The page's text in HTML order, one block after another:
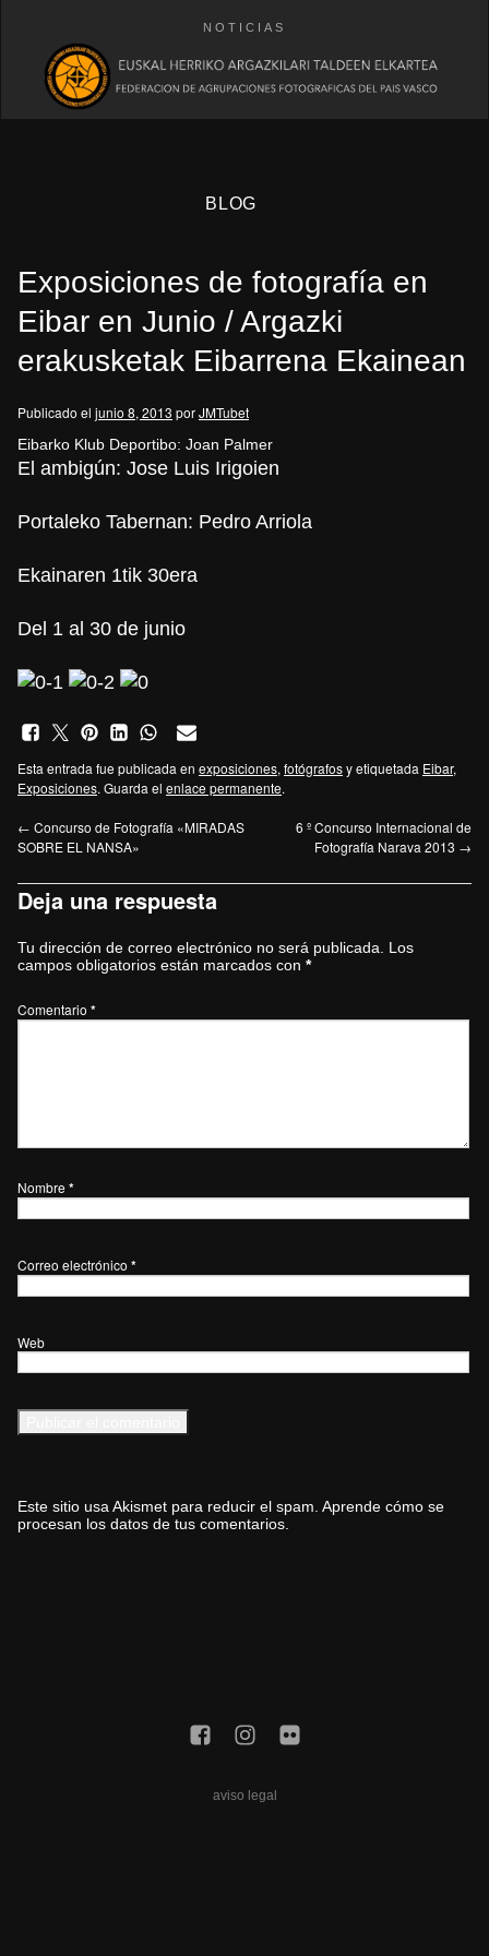
NOTICIAS
BLOG
Exposiciones de fotografía en
Eibar en Junio / Argazki
erakusketak Eibarrena Ekainean
Publicado el junio 8, 2013 porJMTubet
Eibarko Klub Deportibo: Joan Palmer
El ambigún: Jose Luis Irigoien
Portaleko Tabernan: Pedro Arriola
Ekainaren 1tik 30era
Del 1 al 30 de junio
Esta entrada fue publicada en exposiciones, fotógrafosy etiquetada Eibar,
Exposiciones. Guarda el enlace permanente.
← Concurso de Fotografía «MIRADAS
SOBRE EL NANSA»
6 º Concurso Internacional de
Fotografía Narava 2013 →
Deja una respuesta
Tu dirección de correo electrónico no será publicada.
Los
campos obligatorios están marcados con *
Comentario *
Nombre *
Correo electrónico *
Web
Este sitio usa Akismet para reducir el spam. Aprende cómo se
procesan los datos de tus comentarios.
aviso legal